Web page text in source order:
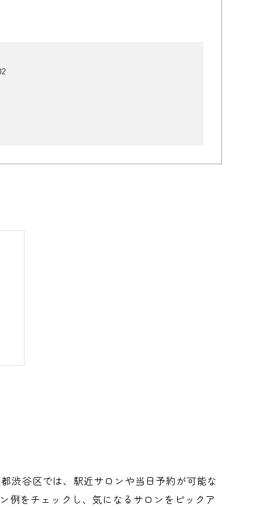
渋谷区では、駅近サロンや当日予約が可能な
例をチェックし、気になるサロンをピックア